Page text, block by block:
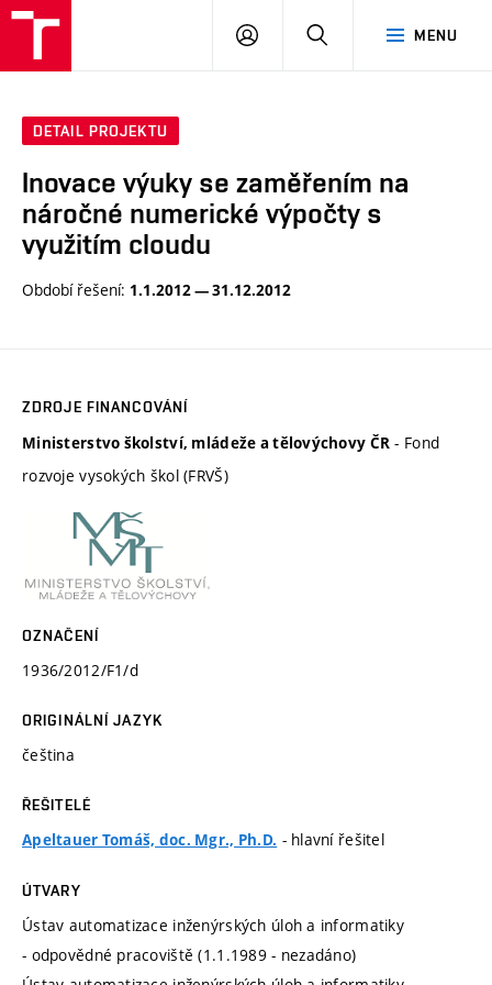
MENU
PŘIHLÁSIT
DETAIL PROJEKTU
Inovace výuky se zaměřením na
náročné numerické výpočty s
využitím cloudu
Období řešení: 1.1.2012 — 31.12.2012
ZDROJE FINANCOVÁNÍ
Ministerstvo školství, mládeže a tělovýchovy ČR - Fond
rozvoje vysokých škol (FRVŠ)
OZNAČENÍ
1936/2012/F1/d
ORIGINÁLNÍ JAZYK
čeština
ŘEŠITELÉ
Apeltauer Tomáš, doc. Mgr., Ph.D. - hlavní řešitel
ÚTVARY
Ústav automatizace inženýrských úloh a informatiky
- odpovědné pracoviště (1.1.1989 - nezadáno)